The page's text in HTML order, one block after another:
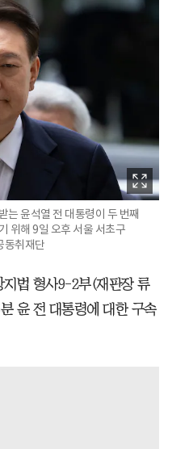
는 윤석열 전 대통령이 두 번째
위해 9일 오후 서울 서초구
동취재단
법 형사9-2부(재판장 류
윤 전 대통령에 대한 구속